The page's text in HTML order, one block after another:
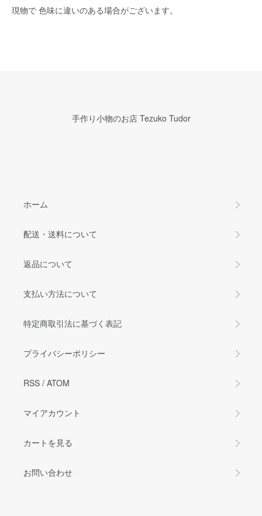
現物で 色味に違いのある場合がございます。
手作り小物のお店 Tezuko Tudor
ホーム
配送・送料について
返品について
支払い方法について
特定商取引法に基づく表記
プライバシーポリシー
RSS / ATOM
マイアカウント
カートを見る
お問い合わせ